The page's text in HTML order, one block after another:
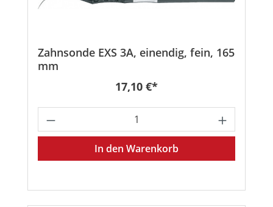
Zahnsonde EXS 3A, einendig, fein, 165
mm
Regulärer Preis:
17,10 €*
Produkt Anzahl: Gib den
In den Warenkorb